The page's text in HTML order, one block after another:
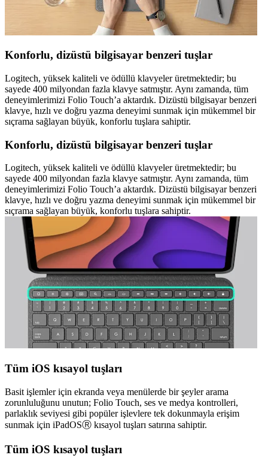
Konforlu, dizüstü bilgisayar benzeri tuşlar
Logitech, yüksek kaliteli ve ödüllü klavyeler üretmektedir; bu
sayede 400 milyondan fazla klavye satmıştır. Aynı zamanda, tüm
deneyimlerimizi Folio Touch’a aktardık. Dizüstü bilgisayar benzeri
klavye, hızlı ve doğru yazma deneyimi sunmak için mükemmel bir
sıçrama sağlayan büyük, konforlu tuşlara sahiptir.
Konforlu, dizüstü bilgisayar benzeri tuşlar
Logitech, yüksek kaliteli ve ödüllü klavyeler üretmektedir; bu
sayede 400 milyondan fazla klavye satmıştır. Aynı zamanda, tüm
deneyimlerimizi Folio Touch’a aktardık. Dizüstü bilgisayar benzeri
klavye, hızlı ve doğru yazma deneyimi sunmak için mükemmel bir
sıçrama sağlayan büyük, konforlu tuşlara sahiptir.
Tüm iOS kısayol tuşları
Basit işlemler için ekranda veya menülerde bir şeyler arama
zorunluluğunu unutun; Folio Touch, ses ve medya kontrolleri,
parlaklık seviyesi gibi popüler işlevlere tek dokunmayla erişim
sunmak için iPadOSⓇ kısayol tuşları satırına sahiptir.
Tüm iOS kısayol tuşları